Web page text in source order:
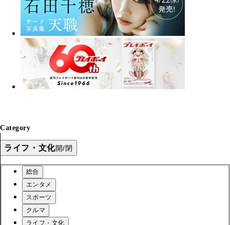
Category
ライフ・文化開/閉
総合
エンタメ
スポーツ
クルマ
ライフ・文化